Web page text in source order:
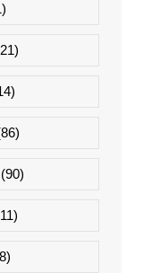
(90)